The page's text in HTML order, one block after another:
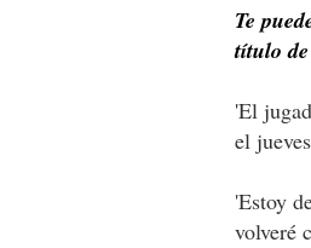
Te
título
'El
el
'Estoy
volveré